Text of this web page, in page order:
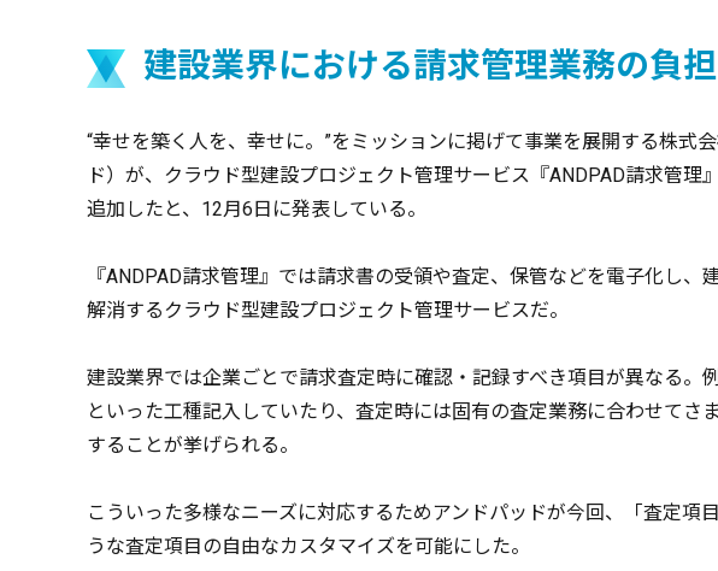
建設業界における請求管理業務の負
“幸せを築く人を、幸せに。”をミッションに掲げて事業を展開する株式
ド）が、クラウド型建設プロジェクト管理サービス『ANDPAD請求管理
追加したと、12月6日に発表している。
『ANDPAD請求管理』では請求書の受領や査定、保管などを電子化し
解消するクラウド型建設プロジェクト管理サービスだ。
建設業界では企業ごとで請求査定時に確認・記録すべき項目が異なる。
といった工種記入していたり、査定時には固有の査定業務に合わせてさ
することが挙げられる。
こういった多様なニーズに対応するためアンドパッドが今回、「査定項
うな査定項目の自由なカスタマイズを可能にした。